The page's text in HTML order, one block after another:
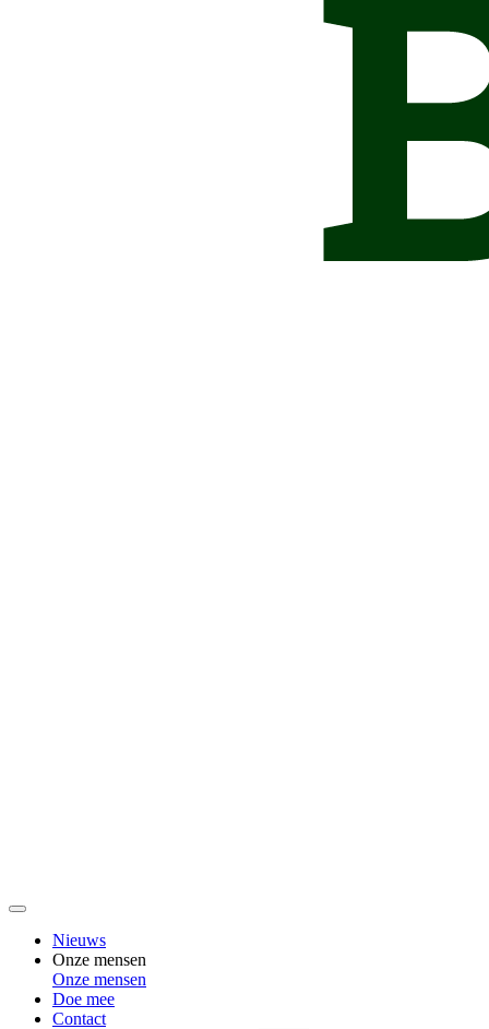
Nieuws
Onze mensen
Onze mensen
Doe mee
Contact